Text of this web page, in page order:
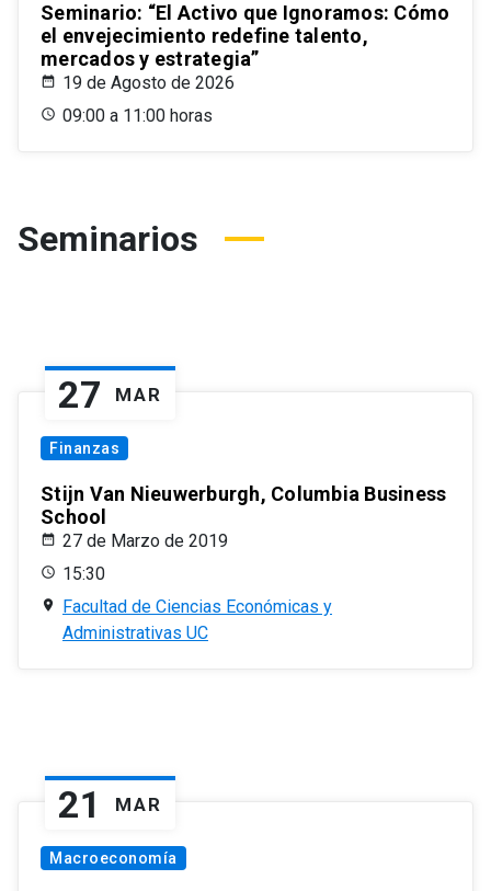
Seminario: “El Activo que Ignoramos: Cómo
el envejecimiento redefine talento,
mercados y estrategia”
19 de Agosto de 2026
09:00 a 11:00 horas
Seminarios
27 MAR
Finanzas
Stijn Van Nieuwerburgh, Columbia Business
School
27 de Marzo de 2019
15:30
Facultad de Ciencias Económicas y
Administrativas UC
21 MAR
Macroeconomía